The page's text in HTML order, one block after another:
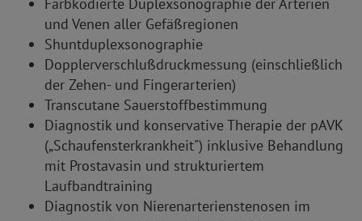
und Venen aller Gefäßregionen
Shuntduplexsonographie
Dopplerverschlußdruckmessung (einschließlich
der Zehen- und Fingerarterien)
Transcutane Sauerstoffbestimmung
Diagnostik und konservative Therapie der pAVK
(„Schaufensterkrankheit") inklusive Behandlung
mit Prostavasin und strukturiertem
Laufbandtraining
Diagnostik von Nierenarterienstenosen im